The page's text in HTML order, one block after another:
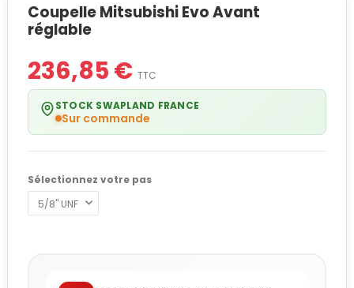
Coupelle Mitsubishi Evo Avant
réglable
236,85 € TTC
STOCK SWAPLAND FRANCE
Sur commande
Sélectionnez votre pas